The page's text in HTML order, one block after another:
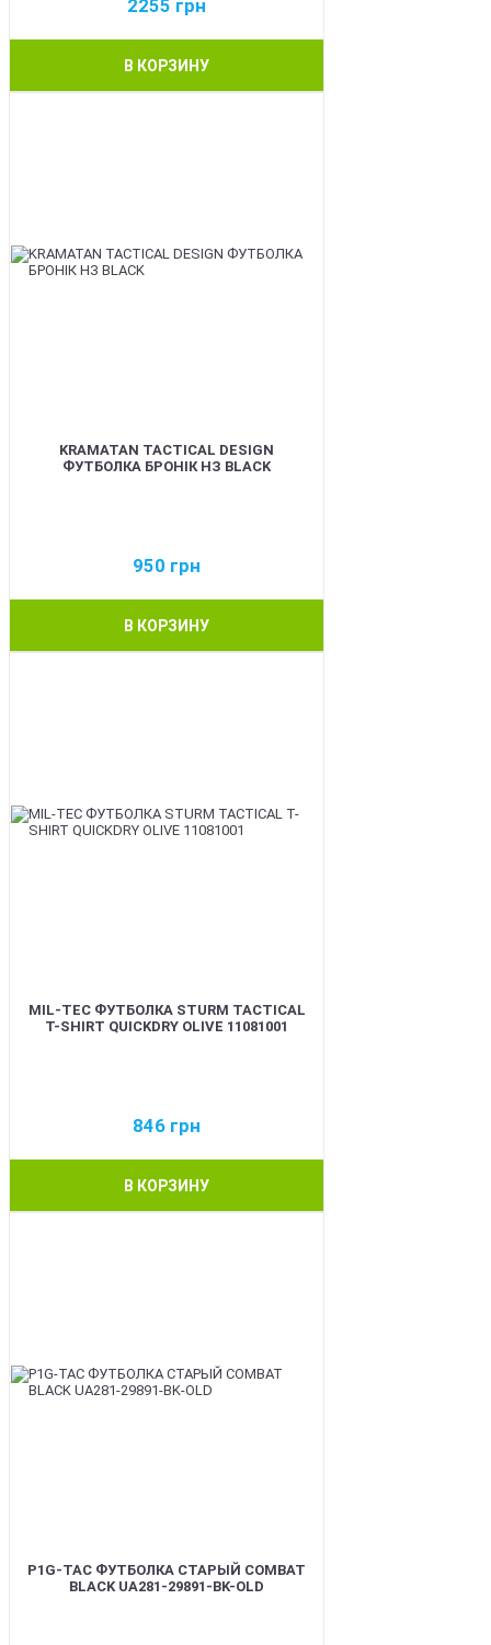
2255 грн
В КОРЗИНУ
KRAMATAN TACTICAL DESIGN
ФУТБОЛКА БРОНІК НЗ BLACK
950 грн
В КОРЗИНУ
MIL-TEC ФУТБОЛКА STURM TACTICAL
T-SHIRT QUICKDRY OLIVE 11081001
846 грн
В КОРЗИНУ
P1G-TAC ФУТБОЛКА СТАРЫЙ COMBAT
BLACK UA281-29891-BK-OLD